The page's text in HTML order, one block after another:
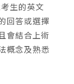
生的英文
回答或選擇
會結合上術
概念及熟悉